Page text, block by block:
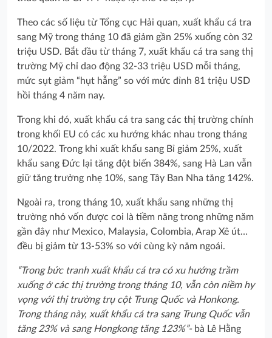
Theo các số liệu từ Tổng cục Hải quan, xuất khẩu cá tra
sang Mỹ trong tháng 10 đã giảm gần 25% xuống còn 32
triệu USD. Bắt đầu từ tháng 7, xuất khẩu cá tra sang thị
trường Mỹ chỉ dao động 32-33 triệu USD mỗi tháng,
mức sụt giảm “hụt hẫng” so với mức đỉnh 81 triệu USD
hồi tháng 4 năm nay.
Trong khi đó, xuất khẩu cá tra sang các thị trường chính
trong khối EU có các xu hướng khác nhau trong tháng
10/2022. Trong khi xuất khẩu sang Bỉ giảm 25%, xuất
khẩu sang Đức lại tăng đột biến 384%, sang Hà Lan vẫn
giữ tăng trưởng nhẹ 10%, sang Tây Ban Nha tăng 142%.
Ngoài ra, trong tháng 10, xuất khẩu sang những thị
trường nhỏ vốn được coi là tiềm năng trong những năm
gần đây như Mexico, Malaysia, Colombia, Arap Xê út…
đều bị giảm từ 13-53% so với cùng kỳ năm ngoái.
“Trong bức tranh xuất khẩu cá tra có xu hướng trầm
xuống ở các thị trường trong tháng 10, vẫn còn niềm hy
vọng với thị trường trụ cột Trung Quốc và Honkong.
Trong tháng này, xuất khẩu cá tra sang Trung Quốc vẫn
tăng 23% và sang Hongkong tăng 123%”- bà Lê Hằng